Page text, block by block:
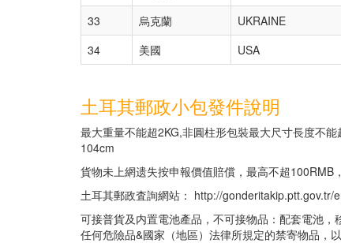
33
烏克蘭 UKRAINE
34
美國 USA
土耳其郵政小包發件說明
最大重量不能超2KG,非圓柱形包裝最大尺寸長度不
104cm
貨物未上網遗失按申報價值賠償，最高不超
土耳其郵政査詢網站： http://gonderitakip.ptt.gov.tr/
可接普貨及内置電池產品，不可接物品：配套電池
任何危險品&國家（地區）法律所規定的禁寄物品，